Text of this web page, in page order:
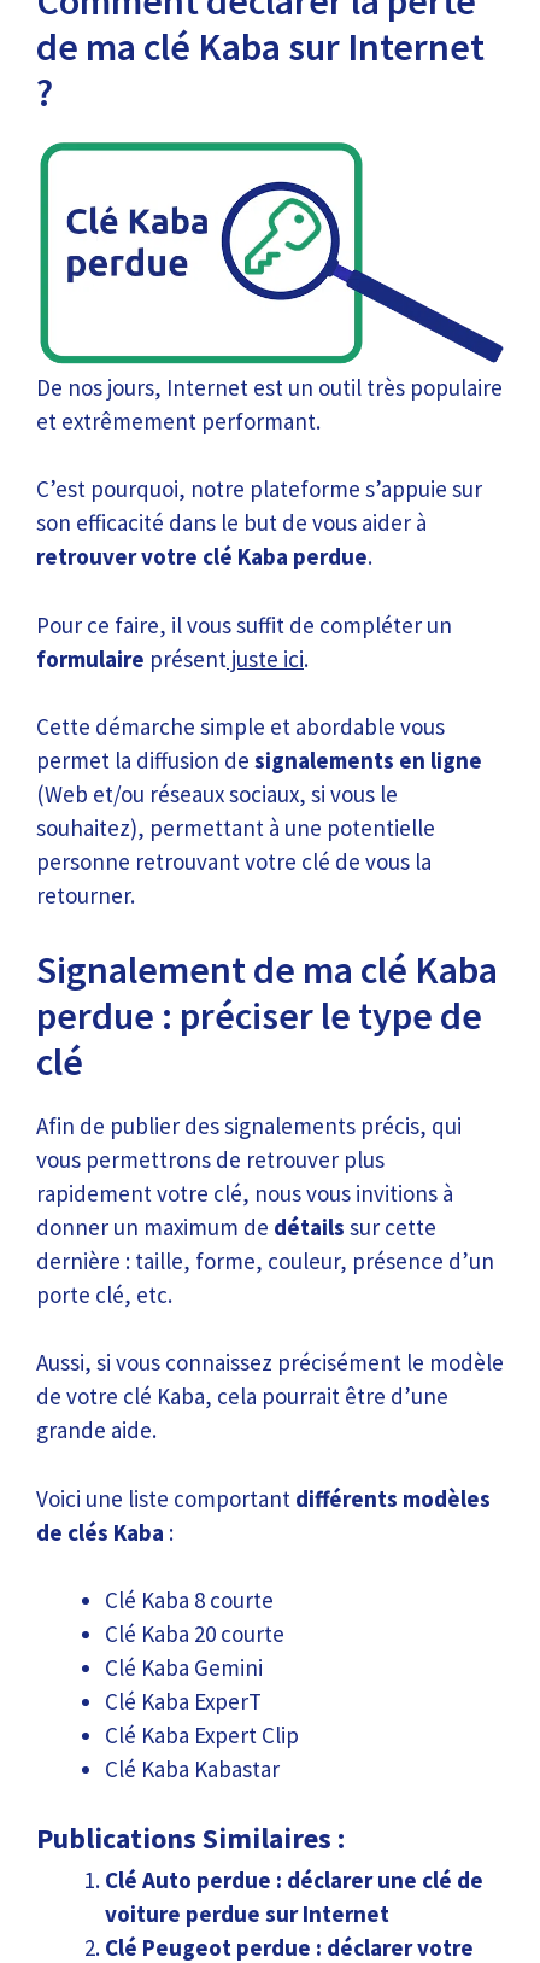
de ma clé Kaba sur Internet
?
De nos jours, Internet est un outil très populaire
et extrêmement performant.
C’est pourquoi, notre plateforme s’appuie sur
son efficacité dans le but de vous aider à
retrouver votre clé Kaba perdue.
Pour ce faire, il vous suffit de compléter un
formulaire présent juste ici.
Cette démarche simple et abordable vous
permet la diffusion de signalements en ligne
(Web et/ou réseaux sociaux, si vous le
souhaitez), permettant à une potentielle
personne retrouvant votre clé de vous la
retourner.
Signalement de ma clé Kaba
perdue : préciser le type de
clé
Afin de publier des signalements précis, qui
vous permettrons de retrouver plus
rapidement votre clé, nous vous invitions à
donner un maximum de détails sur cette
dernière : taille, forme, couleur, présence d’un
porte clé, etc.
Aussi, si vous connaissez précisément le modèle
de votre clé Kaba, cela pourrait être d’une
grande aide.
Voici une liste comportant différents modèles
de clés Kaba :
Clé Kaba 8 courte
Clé Kaba 20 courte
Clé Kaba Gemini
Clé Kaba ExperT
Clé Kaba Expert Clip
Clé Kaba Kabastar
Publications Similaires :
Clé Auto perdue : déclarer une clé de
voiture perdue sur Internet
Clé Peugeot perdue : déclarer votre